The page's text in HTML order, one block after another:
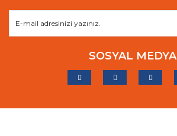
SOSYAL MEDYA